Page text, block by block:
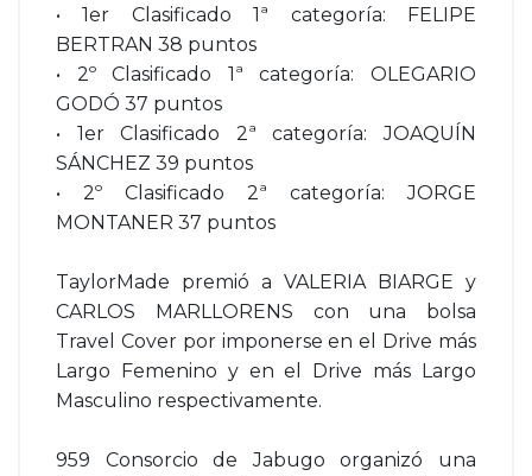
• 1er Clasificado 1ª categoría: FELIPE
BERTRAN 38 puntos
• 2º Clasificado 1ª categoría: OLEGARIO
GODÓ 37 puntos
• 1er Clasificado 2ª categoría: JOAQUÍN
SÁNCHEZ 39 puntos
• 2º Clasificado 2ª categoría: JORGE
MONTANER 37 puntos
TaylorMade premió a VALERIA BIARGE y
CARLOS MARLLORENS con una bolsa
Travel Cover por imponerse en el Drive más
Largo Femenino y en el Drive más Largo
Masculino respectivamente.
959 Consorcio de Jabugo organizó una